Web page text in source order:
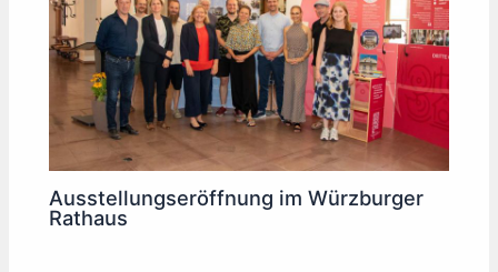
Ausstellungseröffnung im Würzburger
Rathaus